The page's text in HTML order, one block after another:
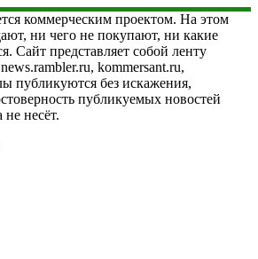
коммерческим проектом. На этом
ни чего не покупают, ни какие
Сайт представляет собой ленту
kommersant.ru,
публикуются без искажения,
публикуемых новостей
несёт.